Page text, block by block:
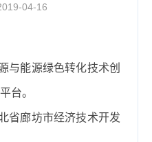
04-16
与能源绿色转化技术创
台。
省廊坊市经济技术开发